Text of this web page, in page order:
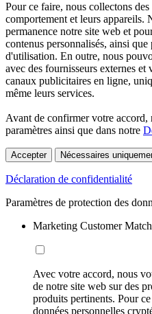
Pour ce faire, nous collectons
comportement et leurs appareils.
permanence notre site web et
contenus personnalisés, ainsi
d'utilisation. En outre, nous
avec des fournisseurs externes
canaux publicitaires en ligne,
même leurs services.
Avant de confirmer votre accord,
paramètres ainsi que dans notre
Accepter Nécessaires
Déclaration de confidentialité
Paramètres de protection des
Marketing Customer Match
Avec votre accord, nous
de notre site web sur des
produits pertinents. Pour
données personnelles